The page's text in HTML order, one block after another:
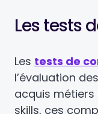
Les tests
Les tests de
l’évaluation
acquis métiers
skills, ces